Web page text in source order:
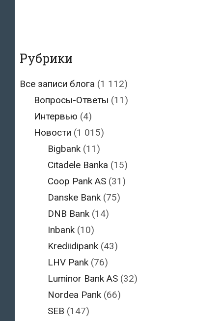
Рубрики
Все записи блога (1 112)
Вопросы-Ответы (11)
Интервью (4)
Новости (1 015)
Bigbank (11)
Citadele Banka (15)
Coop Pank AS (31)
Danske Bank (75)
DNB Bank (14)
Inbank (10)
Krediidipank (43)
LHV Pank (76)
Luminor Bank AS (32)
Nordea Pank (66)
SEB (147)